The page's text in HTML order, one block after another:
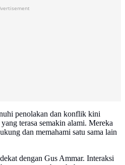
penolakan dan konflik kini
terasa semakin alami. Mereka
dan memahami satu sama lain
dengan Gus Ammar. Interaksi